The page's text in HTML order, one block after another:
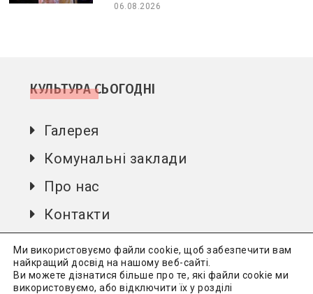
06.08.2026
КУЛЬТУРА СЬОГОДНІ
Галерея
Комунальні заклади
Про нас
Контакти
Ми використовуємо файли cookie, щоб забезпечити вам
найкращий досвід на нашому веб-сайті.
Ви можете дізнатися більше про те, які файли cookie ми
використовуємо, або відключити їх у розділі